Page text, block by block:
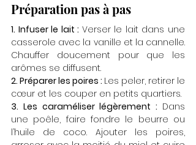
Préparation pas à pas
1. Infuser le lait : Verser le lait dans une
casserole avec la vanille et la cannelle.
Chauffer doucement pour que les
arômes se diffusent.
2. Préparer les poires : Les peler, retirer le
cœur et les couper en petits quartiers.
3. Les caraméliser légèrement : Dans
une poêle, faire fondre le beurre ou
l’huile de coco. Ajouter les poires,